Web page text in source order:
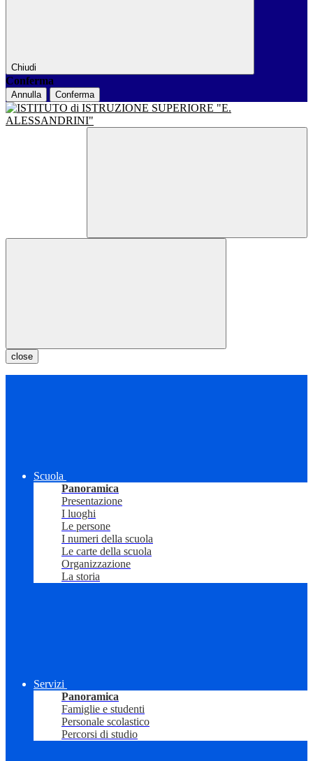
Chiudi
Conferma
Annulla Conferma
close
Scuola
Panoramica
Presentazione
I luoghi
Le persone
I numeri della scuola
Le carte della scuola
Organizzazione
La storia
Servizi
Panoramica
Famiglie e studenti
Personale scolastico
Percorsi di studio